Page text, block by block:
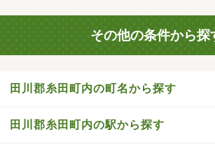
その他の条件から探
田川郡糸田町内の町名から探す
田川郡糸田町内の駅から探す